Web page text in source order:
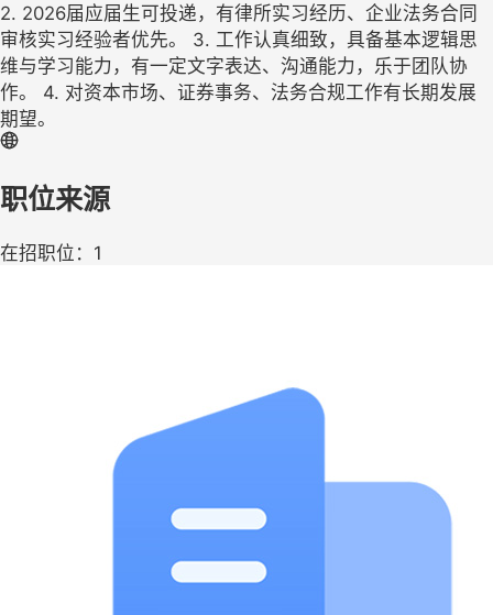
2. 2026届应届生可投递，有律所实习经历、企业法务合同
审核实习经验者优先。 3. 工作认真细致，具备基本逻辑思
维与学习能力，有一定文字表达、沟通能力，乐于团队协
作。 4. 对资本市场、证券事务、法务合规工作有长期发展
期望。
职位来源
在招职位：1